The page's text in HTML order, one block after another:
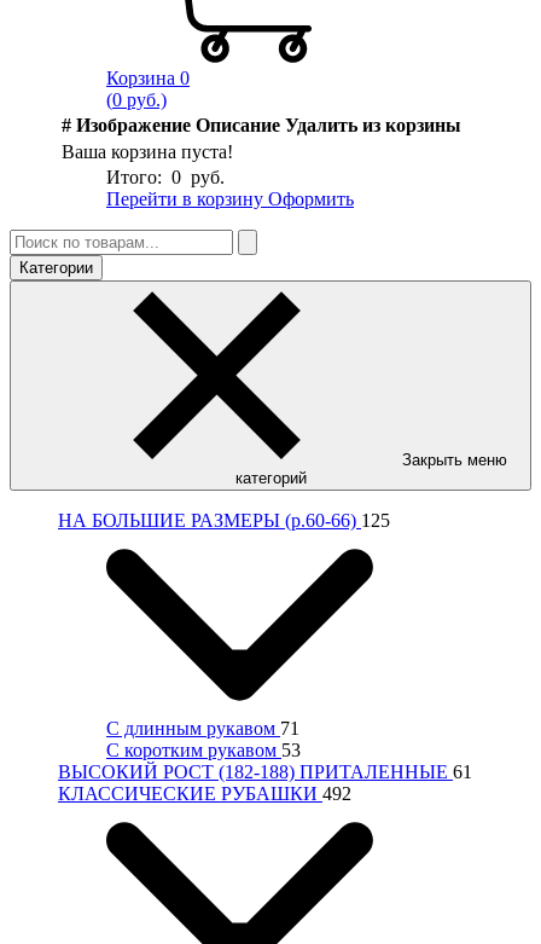
Корзина 0
(0 руб.)
# Изображение Описание Удалить из корзины
Ваша корзина пуста!
Итого: 0 руб.
Перейти в корзину Оформить
Категории
Закрыть меню
категорий
НА БОЛЬШИЕ РАЗМЕРЫ (р.60-66) 125
С длинным рукавом 71
С коротким рукавом 53
ВЫСОКИЙ РОСТ (182-188) ПРИТАЛЕННЫЕ 61
КЛАССИЧЕСКИЕ РУБАШКИ 492